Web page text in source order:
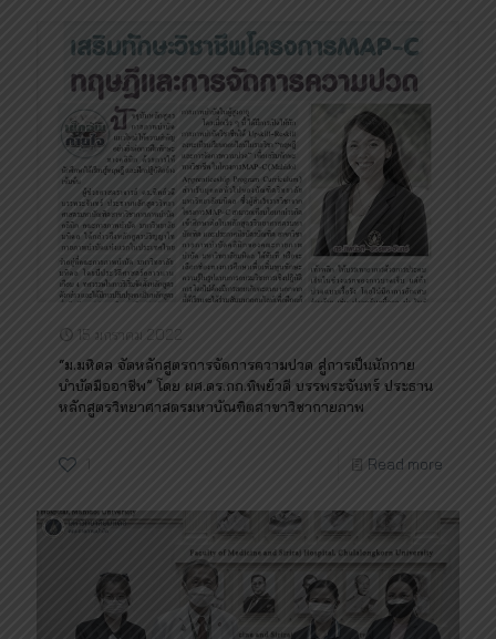
15 มกราคม 2022
“ม.มหิดล จัดหลักสูตรการจัดการความปวด สู่การเป็นนักกาย
บำบัดมืออาชีพ” โดย ผศ.ดร.กภ.ทิพย์วดี บรรพระจันทร์ ประธาน
หลักสูตรวิทยาศาสตรมหาบัณฑิตสาขาวิชากายภาพ
1 Read more